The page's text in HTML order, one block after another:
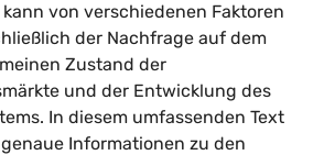
kann von verschiedenen Faktoren
der Nachfrage auf dem
Zustand der
und der Entwicklung des
In diesem umfassenden Text
Informationen zu den